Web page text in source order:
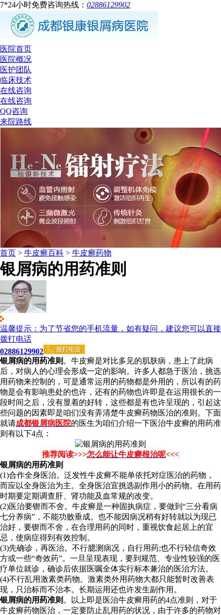
7*24小时免费咨询热线： 02886129902
医院首页
医院概况
医护团队
临床技术
在线咨询
在线咨询
QQ咨询
来院路线
首页 > 牛皮癣百科 > 牛皮癣药物
银屑病的用药准则
温馨提示：为了节省您的手机流量，如有疑问，建议您可以直接
拨打电话
02886129902
银屑病的用药准则 。牛皮癣是对比多见的肌肤病，患上了此病
后，对病人的心理会形成一定的影响。许多人都急于医治，挑选
用药物来控制的，可是通常运用的药物都是外用的，所以有的药
物是会有影响患处的也许，还有的药物也许即是在运用很长的一
段时间之后，没有显着的好转，这些都是有也许呈现的，引起这
些问题的因素即是咱们没有弄清楚牛皮癣药物医治的准则。下面
就请成都银屑病医院的医生为咱们介绍一下医治牛皮癣的用药准
则有以下4点：
推荐阅读>>>怎么能让牛皮癣根治呢<<<
银屑病的用药准则
(1)合作全身医治。泛发性牛皮癣不能单依托对症医治的药物，
而应以全身医治为主。全身医治宜挑选副作用小的药物。在用药
时期要定期调查肝、肾功能及血常规的改变。
(2)医治要锲而不舍。牛皮癣是一种固执病症，要做到“三分看病
七分养病”，不能功败垂成。也不能因病况稍有好转就以为现已
治好，要锲而不舍，在合理用药的同时，重视饮食起居上的宜
忌，使病症得到有效控制。
(3)先确诊，再医治。不行臆测病况，自行用药;也不行轻信奇效
方或一些“奇效药”。一旦呈现表现，要到规范、专业性较强的医
疗单位就诊，确诊后依据医嘱全体实行标本兼治的医治方法。
(4)不行乱用激素类药物。激素类外用药物大都只能暂时改善表
现，只治标而不治本。长期运用还也许发生副作用。
银屑病的用药准则 。以上即是医治牛皮癣用药的4点准则，对于
牛皮癣药物医治，一定要防止乱用药的状况，由于许多的药物对